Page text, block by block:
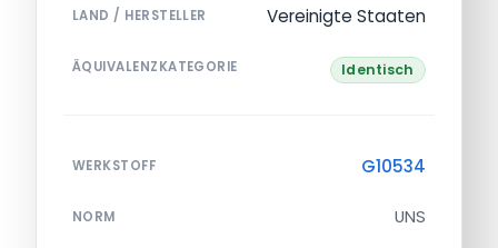
LAND / HERSTELLER Vereinigte Staaten
ÄQUIVALENZKATEGORIE Identisch
WERKSTOFF G10534
NORM UNS